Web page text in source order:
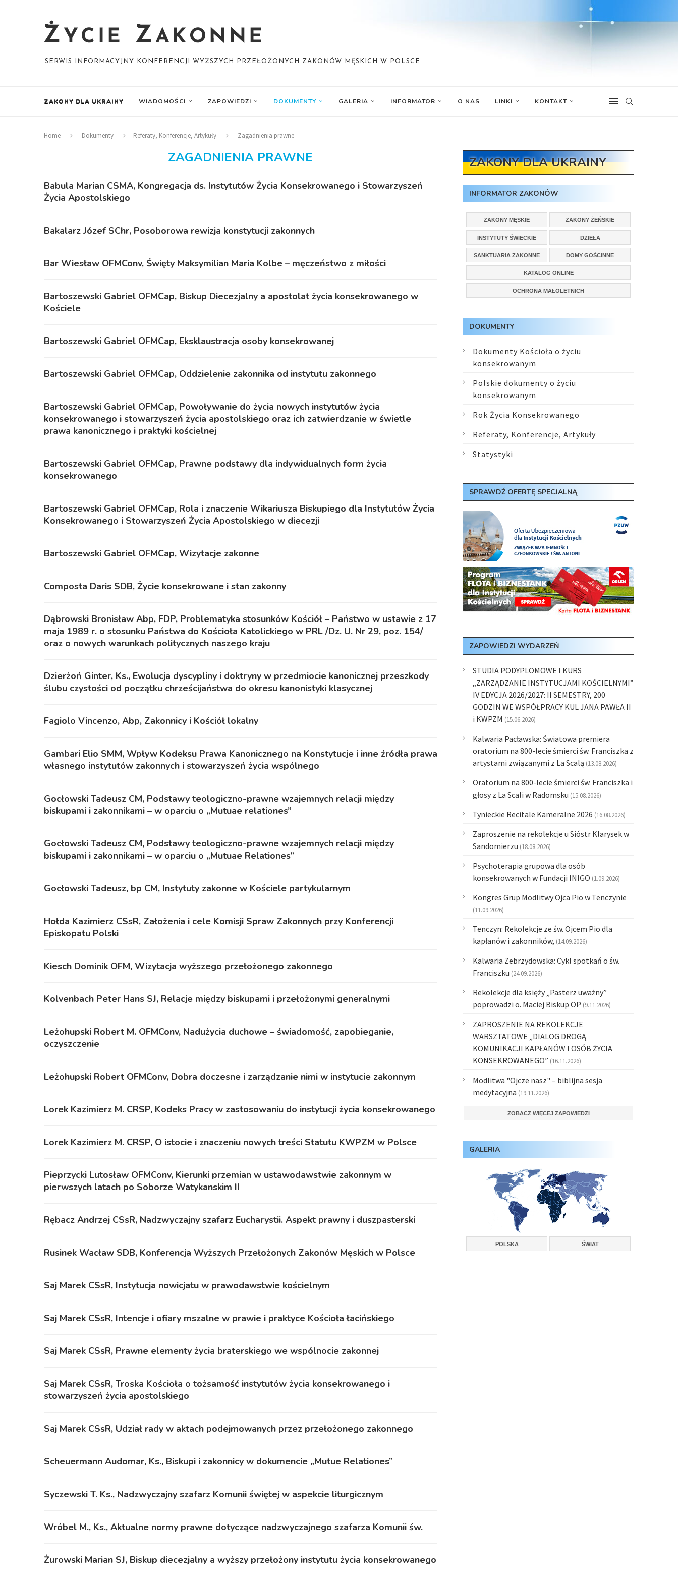
SERWIS INFORMACYJNY KONFERENCJI WYŻSZYCH PRZEŁOŻONYCH ZAKONÓW MĘSKICH W POLSCE
ZAKONY DLA UKRAINY WIADOMOŚCI ZAPOWIEDZI DOKUMENTY GALERIA INFORMATOR O NAS LINKI KONTAKT
Home Dokumenty Referaty, Konferencje, Artykuły Zagadnienia prawne
ZAGADNIENIA PRAWNE
Babula Marian CSMA, Kongregacja ds. Instytutów Życia Konsekrowanego i Stowarzyszeń
Życia Apostolskiego
Bakalarz Józef SChr, Posoborowa rewizja konstytucji zakonnych
Bar Wiesław OFMConv, Święty Maksymilian Maria Kolbe – męczeństwo z miłości
Bartoszewski Gabriel OFMCap, Biskup Diecezjalny a apostolat życia konsekrowanego w
Kościele
Bartoszewski Gabriel OFMCap, Eksklaustracja osoby konsekrowanej
Bartoszewski Gabriel OFMCap, Oddzielenie zakonnika od instytutu zakonnego
Bartoszewski Gabriel OFMCap, Powoływanie do życia nowych instytutów życia
konsekrowanego i stowarzyszeń życia apostolskiego oraz ich zatwierdzanie w świetle
prawa kanonicznego i praktyki kościelnej
Bartoszewski Gabriel OFMCap, Prawne podstawy dla indywidualnych form życia
konsekrowanego
Bartoszewski Gabriel OFMCap, Rola i znaczenie Wikariusza Biskupiego dla Instytutów Życia
Konsekrowanego i Stowarzyszeń Życia Apostolskiego w diecezji
Bartoszewski Gabriel OFMCap, Wizytacje zakonne
Composta Daris SDB, Życie konsekrowane i stan zakonny
Dąbrowski Bronisław Abp, FDP, Problematyka stosunków Kościół – Państwo w ustawie z 17
maja 1989 r. o stosunku Państwa do Kościoła Katolickiego w PRL /Dz. U. Nr 29, poz. 154/
oraz o nowych warunkach politycznych naszego kraju
Dzierżoń Ginter, Ks., Ewolucja dyscypliny i doktryny w przedmiocie kanonicznej przeszkody
ślubu czystości od początku chrześcijaństwa do okresu kanonistyki klasycznej
Fagiolo Vincenzo, Abp, Zakonnicy i Kościół lokalny
Gambari Elio SMM, Wpływ Kodeksu Prawa Kanonicznego na Konstytucje i inne źródła prawa
własnego instytutów zakonnych i stowarzyszeń życia wspólnego
Gocłowski Tadeusz CM, Podstawy teologiczno-prawne wzajemnych relacji między
biskupami i zakonnikami – w oparciu o „Mutuae relationes”
Gocłowski Tadeusz CM, Podstawy teologiczno-prawne wzajemnych relacji między
biskupami i zakonnikami – w oparciu o „Mutuae Relationes”
Gocłowski Tadeusz, bp CM, Instytuty zakonne w Kościele partykularnym
Hołda Kazimierz CSsR, Założenia i cele Komisji Spraw Zakonnych przy Konferencji
Episkopatu Polski
Kiesch Dominik OFM, Wizytacja wyższego przełożonego zakonnego
Kolvenbach Peter Hans SJ, Relacje między biskupami i przełożonymi generalnymi
Leżohupski Robert M. OFMConv, Nadużycia duchowe – świadomość, zapobieganie,
oczyszczenie
Leżohupski Robert OFMConv, Dobra doczesne i zarządzanie nimi w instytucie zakonnym
Lorek Kazimierz M. CRSP, Kodeks Pracy w zastosowaniu do instytucji życia konsekrowanego
Lorek Kazimierz M. CRSP, O istocie i znaczeniu nowych treści Statutu KWPZM w Polsce
Pieprzycki Lutosław OFMConv, Kierunki przemian w ustawodawstwie zakonnym w
pierwszych latach po Soborze Watykanskim II
Rębacz Andrzej CSsR, Nadzwyczajny szafarz Eucharystii. Aspekt prawny i duszpasterski
Rusinek Wacław SDB, Konferencja Wyższych Przełożonych Zakonów Męskich w Polsce
Saj Marek CSsR, Instytucja nowicjatu w prawodawstwie kościelnym
Saj Marek CSsR, Intencje i ofiary mszalne w prawie i praktyce Kościoła łacińskiego
Saj Marek CSsR, Prawne elementy życia braterskiego we wspólnocie zakonnej
Saj Marek CSsR, Troska Kościoła o tożsamość instytutów życia konsekrowanego i
stowarzyszeń życia apostolskiego
Saj Marek CSsR, Udział rady w aktach podejmowanych przez przełożonego zakonnego
Scheuermann Audomar, Ks., Biskupi i zakonnicy w dokumencie „Mutue Relationes”
Syczewski T. Ks., Nadzwyczajny szafarz Komunii świętej w aspekcie liturgicznym
Wróbel M., Ks., Aktualne normy prawne dotyczące nadzwyczajnego szafarza Komunii św.
Żurowski Marian SJ, Biskup diecezjalny a wyższy przełożony instytutu życia konsekrowanego
ZAKONY DLA UKRAINY
INFORMATOR ZAKONÓW
ZAKONY MĘSKIE ZAKONY ŻEŃSKIE
INSTYTUTY ŚWIECKIE DZIEŁA
SANKTUARIA ZAKONNE DOMY GOŚCINNE
KATALOG ONLINE
OCHRONA MAŁOLETNICH
DOKUMENTY
Dokumenty Kościoła o życiu
konsekrowanym
Polskie dokumenty o życiu
konsekrowanym
Rok Życia Konsekrowanego
Referaty, Konferencje, Artykuły
Statystyki
SPRAWDŹ OFERTĘ SPECJALNĄ
ZAPOWIEDZI WYDARZEŃ
STUDIA PODYPLOMOWE I KURS
„ZARZĄDZANIE INSTYTUCJAMI KOŚCIELNYMI”
IV EDYCJA 2026/2027: II SEMESTRY, 200
GODZIN WE WSPÓŁPRACY KUL JANA PAWŁA II
i KWPZM (15.06.2026)
Kalwaria Pacławska: Światowa premiera
oratorium na 800-lecie śmierci św. Franciszka z
artystami związanymi z La Scalą (13.08.2026)
Oratorium na 800-lecie śmierci św. Franciszka i
głosy z La Scali w Radomsku (15.08.2026)
Tynieckie Recitale Kameralne 2026 (16.08.2026)
Zaproszenie na rekolekcje u Sióstr Klarysek w
Sandomierzu (18.08.2026)
Psychoterapia grupowa dla osób
konsekrowanych w Fundacji INIGO (1.09.2026)
Kongres Grup Modlitwy Ojca Pio w Tenczynie
(11.09.2026)
Tenczyn: Rekolekcje ze św. Ojcem Pio dla
kapłanów i zakonników, (14.09.2026)
Kalwaria Zebrzydowska: Cykl spotkań o św.
Franciszku (24.09.2026)
Rekolekcje dla księży „Pasterz uważny”
poprowadzi o. Maciej Biskup OP (9.11.2026)
ZAPROSZENIE NA REKOLEKCJE
WARSZTATOWE „DIALOG DROGĄ
KOMUNIKACJI KAPŁANÓW I OSÓB ŻYCIA
KONSEKROWANEGO” (16.11.2026)
Modlitwa "Ojcze nasz" – biblijna sesja
medytacyjna (19.11.2026)
ZOBACZ WIĘCEJ ZAPOWIEDZI
GALERIA
POLSKA ŚWIAT